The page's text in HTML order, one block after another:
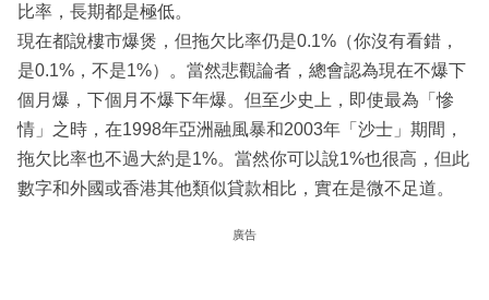
比率，長期都是極低。
現在都說樓市爆煲，但拖欠比率仍是0.1%（你沒有看錯，
是0.1%，不是1%）。當然悲觀論者，總會認為現在不爆下
個月爆，下個月不爆下年爆。但至少史上，即使最為「慘
情」之時，在1998年亞洲融風暴和2003年「沙士」期間，
拖欠比率也不過大約是1%。當然你可以說1%也很高，但此
數字和外國或香港其他類似貸款相比，實在是微不足道。
廣告